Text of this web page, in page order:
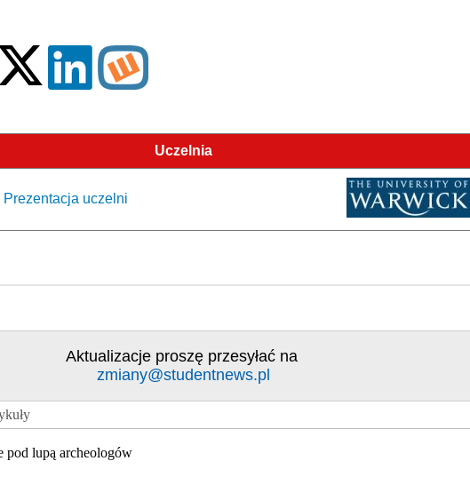
Uczelnia
uczelni
Aktualizacje proszę przesyłać na
zmiany@studentnews.pl
pod lupą archeologów